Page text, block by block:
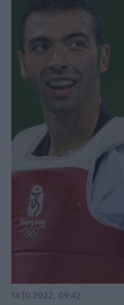
14.10.2022, 09:42